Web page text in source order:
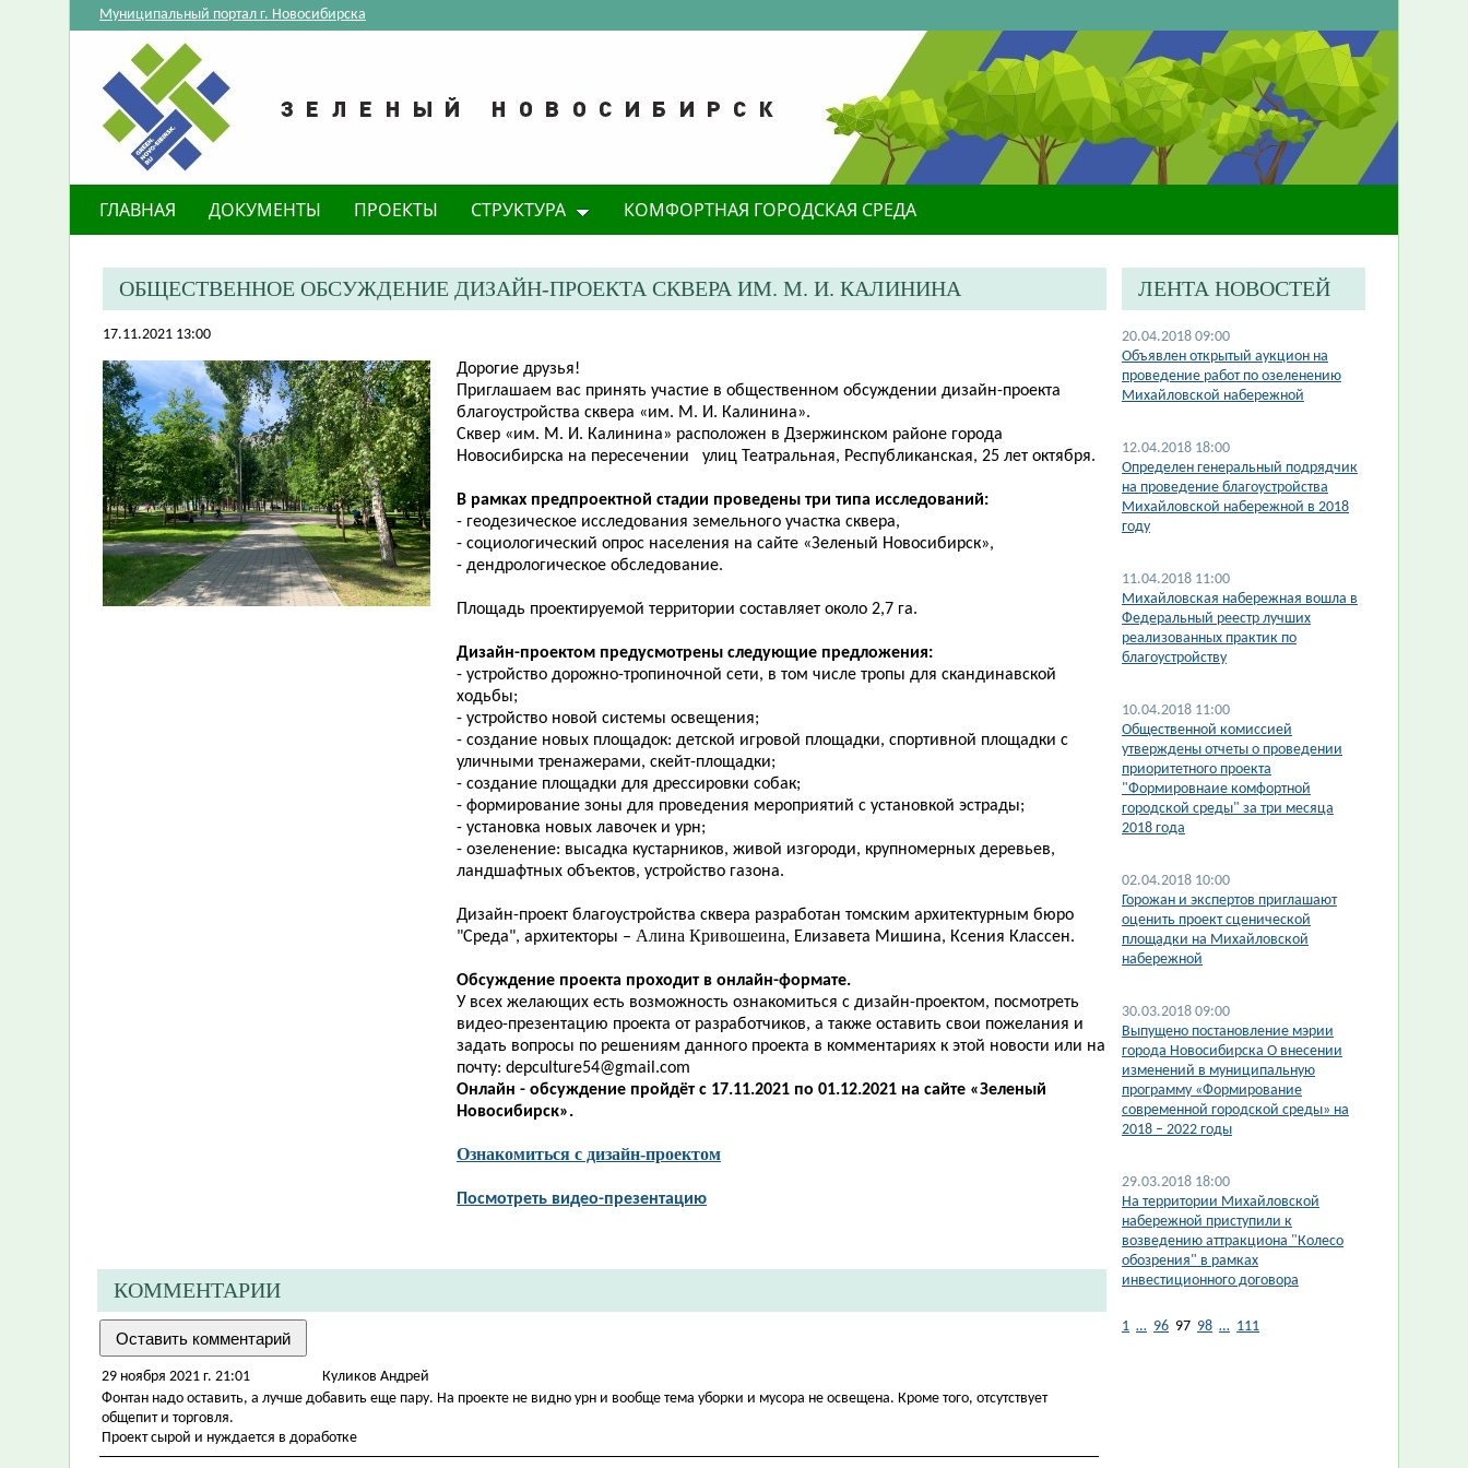
Муниципальный портал г. Новосибирска
ГЛАВНАЯ ДОКУМЕНТЫ ПРОЕКТЫ СТРУКТУРА КОМФОРТНАЯ ГОРОДСКАЯ СРЕДА
ОБЩЕСТВЕННОЕ ОБСУЖДЕНИЕ ДИЗАЙН-ПРОЕКТА СКВЕРА ИМ. М. И. КАЛИНИНА
17.11.2021 13:00
Дорогие друзья!
​Приглашаем вас принять участие в общественном обсуждении дизайн-проекта
благоустройства сквера «им. М. И. Калинина».
Сквер «им. М. И. Калинина» расположен в Дзержинском районе города
Новосибирска на пересечении улиц Театральная, Республиканская, 25 лет октября.
В рамках предпроектной стадии проведены три типа исследований:
- геодезическое исследования земельного участка сквера,
- социологический опрос населения на сайте «Зеленый Новосибирск»,
- дендрологическое обследование.
Площадь проектируемой территории составляет около 2,7 га.
Дизайн-проектом предусмотрены следующие предложения:
- устройство дорожно-тропиночной сети, в том числе тропы для скандинавской
ходьбы;
- устройство новой системы освещения;
- создание новых площадок: детской игровой площадки, спортивной площадки с
уличными тренажерами, скейт-площадки;
- создание площадки для дрессировки собак;
- формирование зоны для проведения мероприятий с установкой эстрады;
- установка новых лавочек и урн;
- озеленение: высадка кустарников, живой изгороди, крупномерных деревьев,
ландшафтных объектов, устройство газона.
Дизайн-проект благоустройства сквера разработан томским архитектурным бюро
"Среда", архитекторы – Алина Кривошеина, Елизавета Мишина, Ксения Классен.
Обсуждение проекта проходит в онлайн-формате.
У всех желающих есть возможность ознакомиться с дизайн-проектом, посмотреть
видео-презентацию проекта от разработчиков, а также оставить свои пожелания и
задать вопросы по решениям данного проекта в комментариях к этой новости или на
почту: depculture54@gmail.com
Онлайн - обсуждение пройдётс 17.11.2021 по 01.12.2021 на сайте «Зеленый
Новосибирск».
Ознакомиться с дизайн-проектом
Посмотреть видео-презентацию
КОММЕНТАРИИ
29 ноября 2021 г. 21:01
Куликов Андрей
Фонтан надо оставить, а лучше добавить еще пару. На проекте не видно урн и вообще тема уборки и мусора не освещена. Кроме того, отсутствует
общепит и торговля.
Проект сырой и нуждается в доработке
ЛЕНТА НОВОСТЕЙ
20.04.2018 09:00
Объявлен открытый аукцион на
проведение работ по озеленению
Михайловской набережной
12.04.2018 18:00
Определен генеральный подрядчик
на проведение благоустройства
Михайловской набережной в 2018
году
11.04.2018 11:00
Михайловская набережная вошла в
Федеральный реестр лучших
реализованных практик по
благоустройству
10.04.2018 11:00
Общественной комиссией
утверждены отчеты о проведении
приоритетного проекта
"Формировнаие комфортной
городской среды" за три месяца
2018 года
02.04.2018 10:00
Горожан и экспертов приглашают
оценить проект сценической
площадки на Михайловской
набережной
30.03.2018 09:00
Выпущено постановление мэрии
города Новосибирска О внесении
изменений в муниципальную
программу «Формирование
современной городской среды» на
2018 – 2022 годы
29.03.2018 18:00
На территории Михайловской
набережной приступили к
возведению аттракциона "Колесо
обозрения" в рамках
инвестиционного договора
1 … 96 97 98 … 111